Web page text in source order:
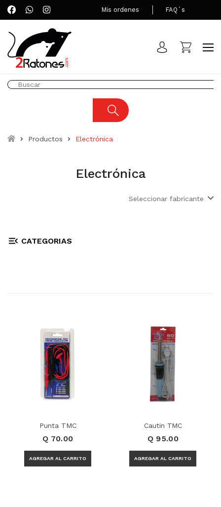
Mis ordenes FAQ´s
Productos Electrónica
Electrónica
CATEGORIAS
Seleccionar fabricante
Punta TMC
Q 70.00
Cautin TMC
Q 95.00